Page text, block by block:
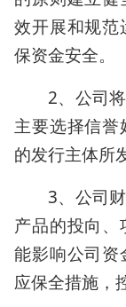
效开展和规范
保资金安全。
2、公司
主要选择信
的发行主体所
3、公司
产品的投向
能影响公司资
应保全措施，